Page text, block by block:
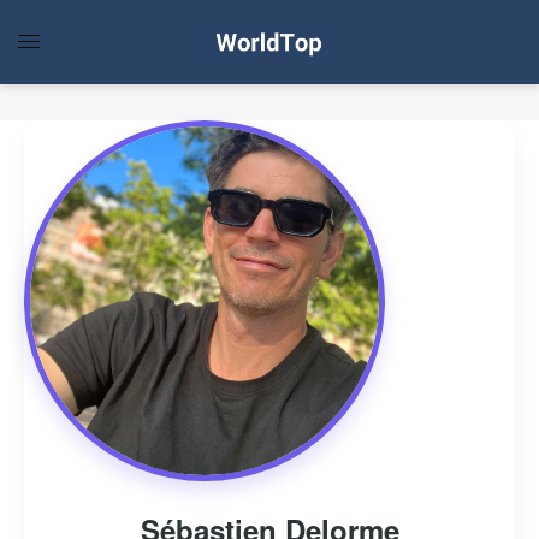
Sébastien Delorme